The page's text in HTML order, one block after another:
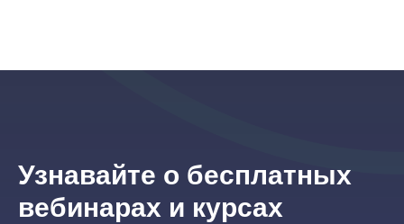
Узнавайте о бесплатных
вебинарах и курсах